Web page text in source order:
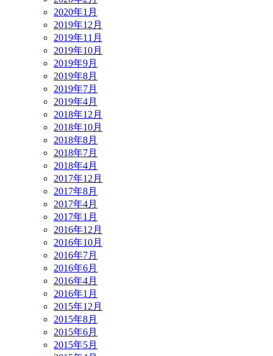
2020年1月
2019年12月
2019年11月
2019年10月
2019年9月
2019年8月
2019年7月
2019年4月
2018年12月
2018年10月
2018年8月
2018年7月
2018年4月
2017年12月
2017年8月
2017年4月
2017年1月
2016年12月
2016年10月
2016年7月
2016年6月
2016年4月
2016年1月
2015年12月
2015年8月
2015年6月
2015年5月